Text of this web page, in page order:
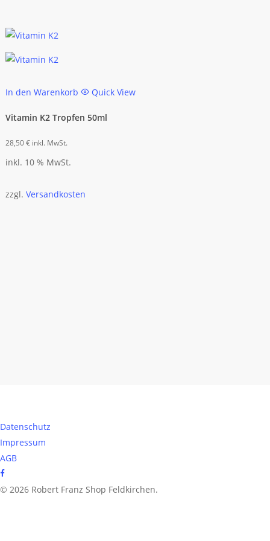
In den Warenkorb Quick View
Vitamin K2 Tropfen 50ml
28,50€ inkl. MwSt.
inkl. 10 % MwSt.
zzgl. Versandkosten
Datenschutz
Impressum
AGB
facebook
© 2026 Robert Franz Shop Feldkirchen.